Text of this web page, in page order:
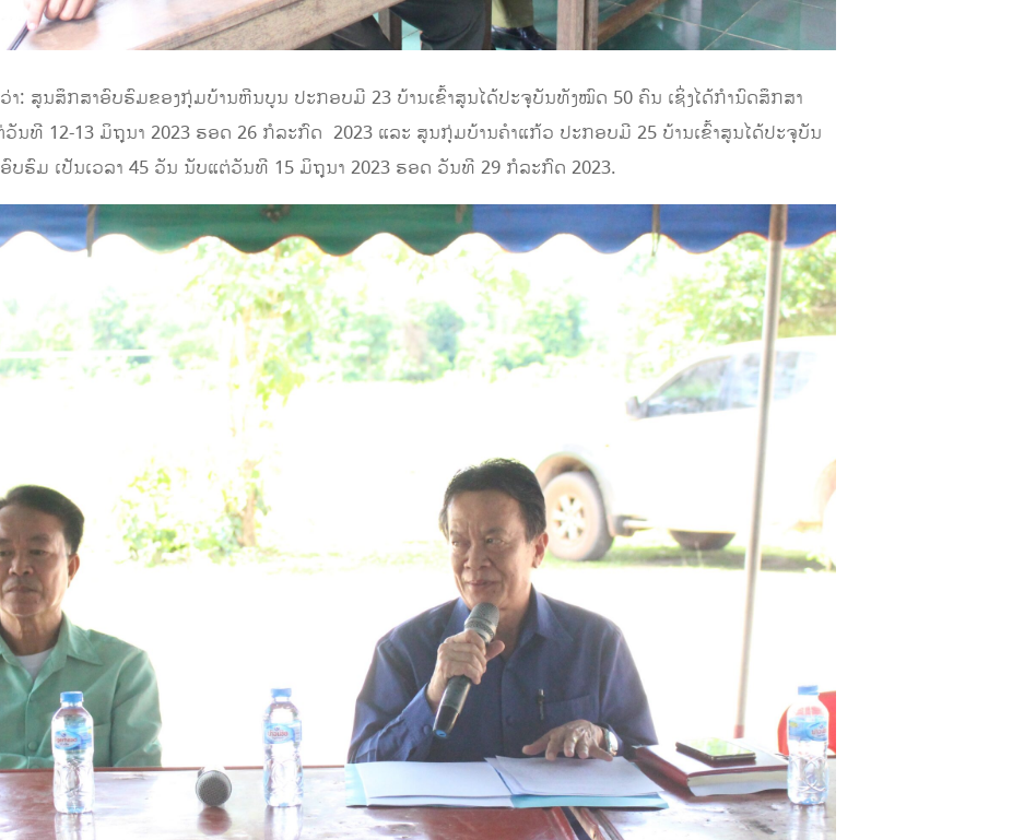
ວ່າ: ສູນສຶກສາອົບຮົມຂອງກຸ່ມບ້ານຫີນບູນ ປະກອບມີ 23 ບ້ານເຂົ້າສູນໄດ້ປະຈຸບັນທັງໝົດ 50 ຄົນ ເຊິ່ງໄດ້ກຳນົດສຶກສາ
ນທີ 12-13 ມິຖຸນາ 2023 ຮອດ 26 ກໍລະກົດ 2023 ແລະ ສູນກຸ່ມບ້ານຄໍາແກ້ວ ປະກອບມີ 25 ບ້ານເຂົ້າສູນໄດ້ປະຈຸບັນ
ບຮົມ ເປັນເວລາ 45 ວັນ ນັບແຕ່ວັນທີ 15 ມິຖຸນາ 2023 ຮອດ ວັນທີ 29 ກໍລະກົດ 2023.